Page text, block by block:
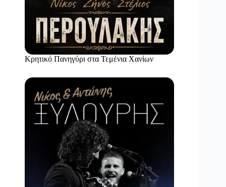
Κρητικό Πανηγύρι στα Τεμένια Χανίων